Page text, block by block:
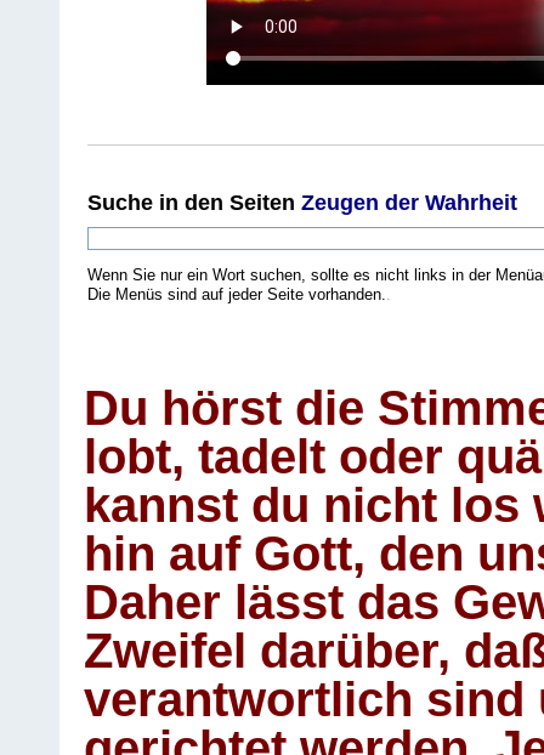
Suche in den Seiten Zeugen der Wahrheit
Wenn Sie nur ein Wort suchen, sollte es nicht links in der
Die Menüs sind auf jeder Seite vorhanden..
Du hörst die
lobt, tadelt oder
kannst du nicht los
hin auf Gott, den
Daher lässt das
Zweifel darüber,
verantwortlich sind